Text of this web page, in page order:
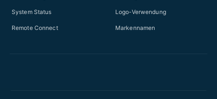
System Status
Remote Connect
Logo-Verwendung
Markennamen